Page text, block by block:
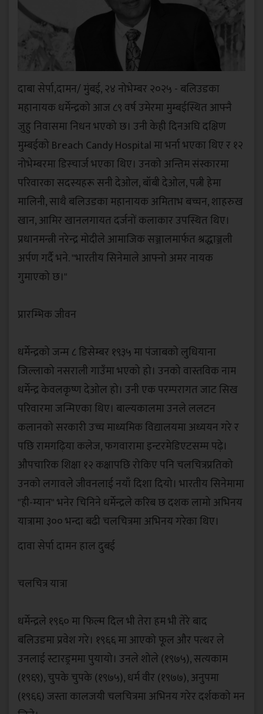
दाबा सेर्पा,दामन/ मुंबई, २४ नोभेम्बर २०२५ - बलिउडका
महानायक धर्मेन्द्रको आज ८९ वर्ष उमेरमा मुम्बईस्थित आफ्नै
जुहु निवासमा निधन भएको छ। उनी केही दिनअघि दक्षिण
मुम्बईको Breach Candy Hospital मा भर्ना भएका थिए र १२
नोभेम्बरमा डिस्चार्ज भएका थिए। उनको अन्तिम संस्कारमा
परिवारका सदस्यहरू सनी देओल, बॉबी देओल, पत्नी हेमा
मालिनी, साथै बलिउडका महानायक अमिताभ बच्चन, शाहरुख
खान, आमिर खानलगायत दर्जनों कलाकार उपस्थित थिए।
प्रधानमन्त्री नरेन्द्र मोदीले आमाजिक सञ्जालमार्फत श्रद्धाञ्जली
अर्पण गर्दै भने. "भारतीय सिनेमाले आफ्नो अमर नायक
गुमाएको छ।"
‎प्रारम्भिक जीवन
‎धर्मेन्द्रको जन्म ८ डिसेम्बर १९३५ मा पंजाबको लुधियाना
जिल्लाको नसराली गाउँमा भएको हो। उनको वास्तविक नाम
धर्मेन्द्र केवलकृष्ण देओल हो। उनी एक परम्परागत जाट सिख
परिवारमा जन्मिएका थिए। बाल्यकालमा उनले ललटन
कलानको सरकारी उच्च माध्यमिक विद्यालयमा अध्ययन गरे र
पछि रामगढ़िया कलेज, फगवारामा इन्टरमेडिएटसम्म पढ़े।
औपचारिक शिक्षा १२ कक्षापछि रोकिए पनि चलचित्रप्रतिको
उनको लगावले जीवनलाई नयाँ दिशा दियो। भारतीय सिनेमामा
"ही-म्यान" भनेर चिनिने धर्मेन्द्रले करिब छ दशक लामो अभिनय
यात्रामा ३०० भन्दा बढी चलचित्रमा अभिनय गरेका थिए।
दावा सेर्पा दामन हाल दुबई
‎चलचित्र यात्रा
‎धर्मेन्द्रले १९६० मा फिल्म दिल भी तेरा हम भी तेरे बाद
बलिउडमा प्रवेश गरे। १९६६ मा आएको फूल और पत्थर ले
उनलाई स्टारड्रममा पुयायो। उनले शोले (१९७५), सत्यकाम
(१९६९), चुपके चुपके (१९७५), धर्म वीर (१९७७), अनुपमा
(१९६६) जस्ता कालजयी चलचित्रमा अभिनय गरेर दर्शकको मन